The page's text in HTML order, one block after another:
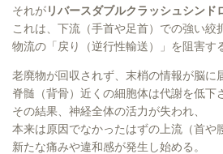
それがリバースダブルクラッシュシンド
これは、下流（手首や足首）での強い絞
物流の「戻り（逆行性輸送）」を阻害す
老廃物が回収されず、末梢の情報が脳に
脊髄（背骨）近くの細胞体は代謝を低下
その結果、神経全体の活力が失われ、
本来は原因でなかったはずの上流（首や
新たな痛みや違和感が発生し始める。